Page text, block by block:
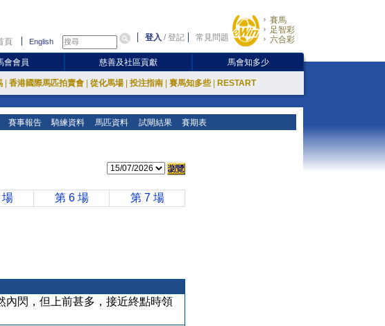
頁 English 登入 /登記 常見問題
賽馬
足智彩
六合彩
會會員 慈善及社區貢獻 馬會知多少
香港國際馬匹拍賣會 從化馬場 投注指南 賽馬知多些 RESTART
賽事報告 騎練資料 馬匹資料 試閘結果 賽期表
場 第 6 場 第 7 場
內閃，但上前甚多，接近終點時領